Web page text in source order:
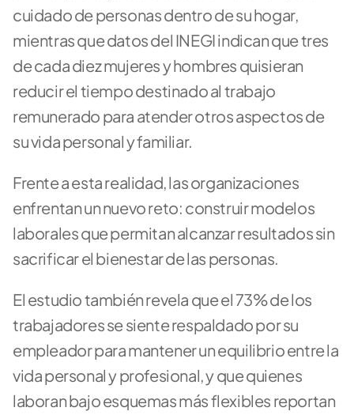
cuidado de personas dentro de su hogar,
mientras que datos del INEGI indican que tres
de cada diez mujeres y hombres quisieran
reducir el tiempo destinado al trabajo
remunerado para atender otros aspectos de
su vida personal y familiar.
Frente a esta realidad, las organizaciones
enfrentan un nuevo reto: construir modelos
laborales que permitan alcanzar resultados sin
sacrificar el bienestar de las personas.
El estudio también revela que el 73% de los
trabajadores se siente respaldado por su
empleador para mantener un equilibrio entre la
vida personal y profesional, y que quienes
laboran bajo esquemas más flexibles reportan